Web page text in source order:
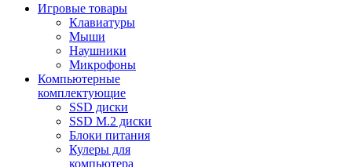
Игровые товары
Клавиатуры
Мыши
Наушники
Микрофоны
Компьютерные
комплектующие
SSD диски
SSD M.2 диски
Блоки питания
Кулеры для
компьютера